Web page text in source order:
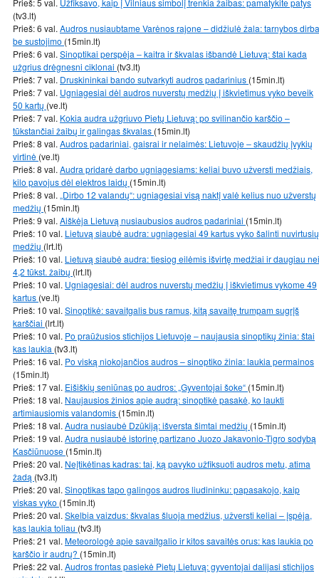
Prieš: 5 val. Užfiksavo, kaip į Vilniaus simbolį trenkia žaibas: pamatykite patys
(tv3.lt)
Prieš: 6 val. Audros nusiaubtame Varėnos rajone – didžiulė žala: tarnybos dirba
be sustojimo (15min.lt)
Prieš: 6 val. Sinoptikai perspėja – kaitra ir škvalas išbandė Lietuvą: štai kada
užgrius drėgnesni ciklonai (tv3.lt)
Prieš: 7 val. Druskininkai bando sutvarkyti audros padarinius (15min.lt)
Prieš: 7 val. Ugniagesiai dėl audros nuverstų medžių į iškvietimus vyko beveik
50 kartų (ve.lt)
Prieš: 7 val. Kokia audra užgriuvo Pietų Lietuvą: po svilinančio karščio –
tūkstančiai žaibų ir galingas škvalas (15min.lt)
Prieš: 8 val. Audros padariniai, gaisrai ir nelaimės: Lietuvoje – skaudžių įvykių
virtinė (ve.lt)
Prieš: 8 val. Audra pridarė darbo ugniagesiams: keliai buvo užversti medžiais,
kilo pavojus dėl elektros laidų (15min.lt)
Prieš: 8 val. „Dirbo 12 valandų“: ugniagesiai visą naktį valė kelius nuo užverstų
medžių (15min.lt)
Prieš: 9 val. Aiškėja Lietuvą nusiaubusios audros padariniai (15min.lt)
Prieš: 10 val. Lietuvą siaubė audra: ugniagesiai 49 kartus vyko šalinti nuvirtusių
medžių (lrt.lt)
Prieš: 10 val. Lietuvą siaubė audra: tiesiog eilėmis išvirtę medžiai ir daugiau nei
4,2 tūkst. žaibų (lrt.lt)
Prieš: 10 val. Ugniagesiai: dėl audros nuverstų medžių į iškvietimus vykome 49
kartus (ve.lt)
Prieš: 10 val. Sinoptikė: savaitgalis bus ramus, kitą savaitę trumpam sugrįš
karščiai (lrt.lt)
Prieš: 10 val. Po praūžusios stichijos Lietuvoje – naujausia sinoptikų žinia: štai
kas laukia (tv3.lt)
Prieš: 16 val. Po viską niokojančios audros – sinoptiko žinia: laukia permainos
(15min.lt)
Prieš: 17 val. Eišiškių seniūnas po audros: „Gyventojai šoke“ (15min.lt)
Prieš: 18 val. Naujausios žinios apie audrą: sinoptikė pasakė, ko laukti
artimiausiomis valandomis (15min.lt)
Prieš: 18 val. Audra nusiaubė Dzūkiją: išversta šimtai medžių (15min.lt)
Prieš: 19 val. Audra nusiaubė istorinę partizano Juozo Jakavonio-Tigro sodybą
Kasčiūnuose (15min.lt)
Prieš: 20 val. Neįtikėtinas kadras: tai, ką pavyko užfiksuoti audros metu, atima
žadą (tv3.lt)
Prieš: 20 val. Sinoptikas tapo galingos audros liudininku: papasakojo, kaip
viskas vyko (15min.lt)
Prieš: 20 val. Skelbia vaizdus: škvalas šluoja medžius, užversti keliai – įspėja,
kas laukia toliau (tv3.lt)
Prieš: 21 val. Meteorologė apie savaitgalio ir kitos savaitės orus: kas laukia po
karščio ir audrų? (15min.lt)
Prieš: 22 val. Audros frontas pasiekė Pietų Lietuvą: gyventojai dalijasi stichijos